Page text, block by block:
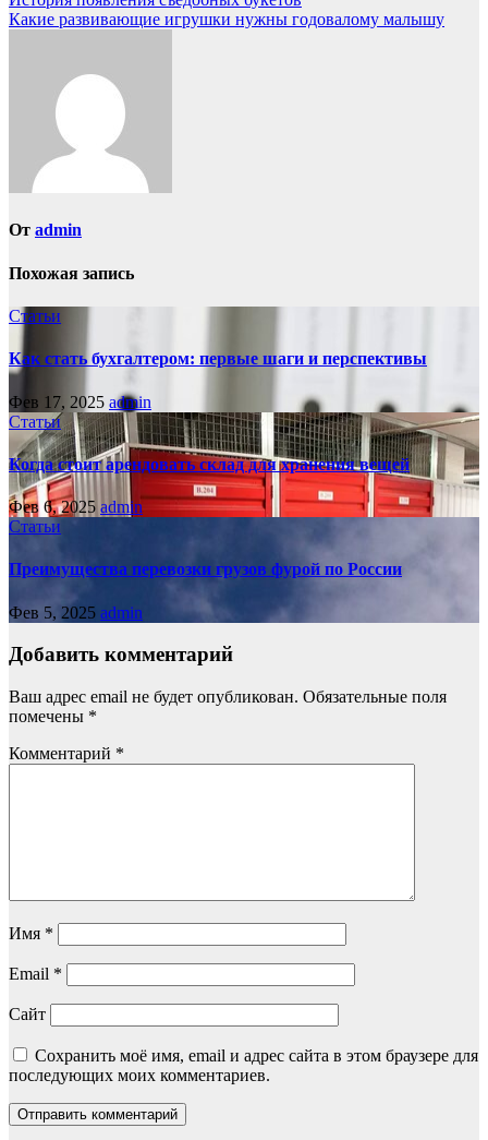
по
Какие развивающие игрушки нужны годовалому малышу
От admin
Похожая запись
Статьи
Как стать бухгалтером: первые шаги и перспективы
Фев 17, 2025 admin
Статьи
Когда стоит арендовать склад для хранения вещей
Фев 6, 2025 admin
Статьи
Преимущества перевозки грузов фурой по России
Фев 5, 2025 admin
Добавить комментарий
Ваш адрес email не будет опубликован. Обязательные поля
помечены *
Комментарий *
Имя *
Email *
Сайт
Сохранить моё имя, email и адрес сайта в этом браузере для
последующих моих комментариев.